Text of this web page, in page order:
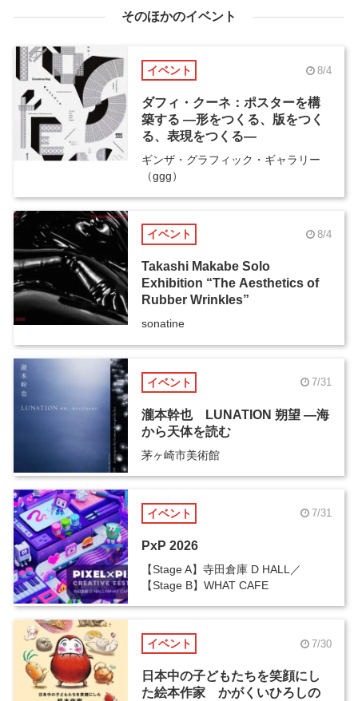
そのほかのイベント
イベント 8/4
ダフィ・クーネ：ポスターを構
築する ―形をつくる、版をつく
る、表現をつくる―
ギンザ・グラフィック・ギャラリー
（ggg）
イベント 8/4
Takashi Makabe Solo
Exhibition “The Aesthetics of
Rubber Wrinkles”
sonatine
イベント 7/31
瀧本幹也 LUNATION 朔望 ―海
から天体を読む
茅ヶ崎市美術館
イベント 7/31
PxP 2026
【Stage A】寺田倉庫 D HALL／
【Stage B】WHAT CAFE
イベント 7/30
日本中の子どもたちを笑顔にし
た絵本作家 かがくいひろしの